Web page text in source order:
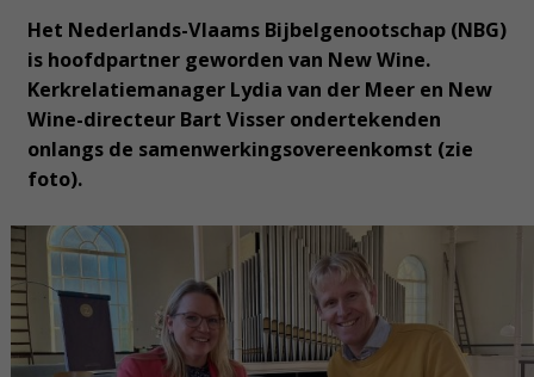
Het Nederlands-Vlaams Bijbelgenootschap (NBG)
is hoofdpartner geworden van New Wine.
Kerkrelatiemanager Lydia van der Meer en New
Wine-directeur Bart Visser ondertekenden
onlangs de samenwerkingsovereenkomst (zie
foto).